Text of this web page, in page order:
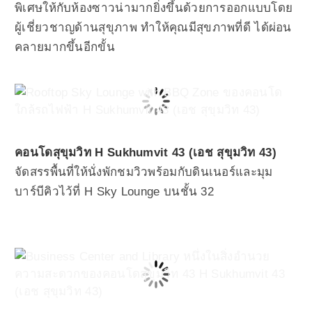
พิเศษให้กับห้องซาวน่ามากยิ่งขึ้นด้วยการออกแบบโดย
ผู้เชี่ยวชาญด้านสุขุภาพ ทำให้คุณมีสุขภาพที่ดี ได้ผ่อน
คลายมากขึ้นอีกขั้น
คอนโดสุขุมวิท H Sukhumvit 43 (เอช สุขุมวิท 43)
จัดสรรพื้นที่ให้นั่งพักชมวิวพร้อมกับดินเนอร์และมุม
บาร์บีคิวไว้ที่ H Sky Lounge บนชั้น 32